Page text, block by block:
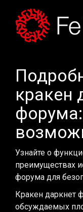
кракен
Узнайте о
преимуществах
форума для
Кракен даркнет
обсуждаемых